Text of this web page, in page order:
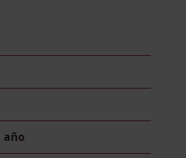
año